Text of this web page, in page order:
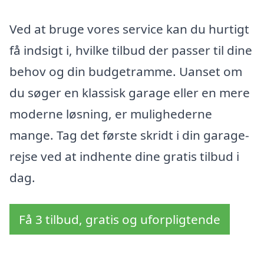
Ved at bruge vores service kan du hurtigt
få indsigt i, hvilke tilbud der passer til dine
behov og din budgetramme. Uanset om
du søger en klassisk garage eller en mere
moderne løsning, er mulighederne
mange. Tag det første skridt i din garage-
rejse ved at indhente dine gratis tilbud i
dag.
Få 3 tilbud, gratis og uforpligtende